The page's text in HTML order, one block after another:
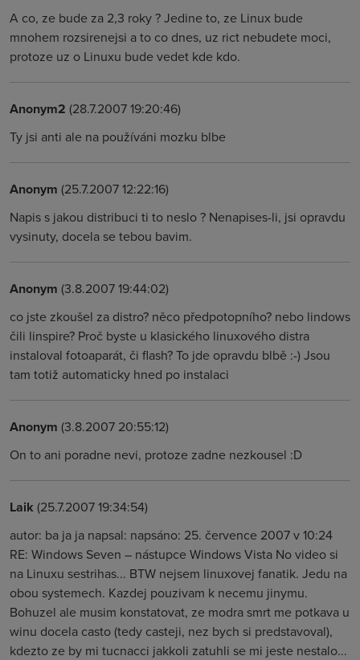
A co, ze bude za 2,3 roky ? Jedine to, ze Linux bude
mnohem rozsirenejsi a to co dnes, uz rict nebudete moci,
protoze uz o Linuxu bude vedet kde kdo.
Anonym2 (28.7.2007 19:20:46)
Ty jsi anti ale na používáni mozku blbe
Anonym (25.7.2007 12:22:16)
Napis s jakou distribuci ti to neslo ? Nenapises-li, jsi opravdu
vysinuty, docela se tebou bavim.
Anonym (3.8.2007 19:44:02)
co jste zkoušel za distro? něco předpotopního? nebo lindows
čili linspire? Proč byste u klasického linuxového distra
instaloval fotoaparát, či flash? To jde opravdu blbě :-) Jsou
tam totiž automaticky hned po instalaci
Anonym (3.8.2007 20:55:12)
On to ani poradne nevi, protoze zadne nezkousel :D
Laik (25.7.2007 19:34:54)
autor: ba ja ja napsal: napsáno: 25. července 2007 v 10:24
RE: Windows Seven – nástupce Windows Vista No video si
na Linuxu sestrihas... BTW nejsem linuxovej fanatik. Jedu na
obou systemech. Kazdej pouzivam k necemu jinymu.
Bohuzel ale musim konstatovat, ze modra smrt me potkava u
winu docela casto (tedy casteji, nez bych si predstavoval),
kdezto ze by mi tucnacci jakkoli zatuhli se mi jeste nestalo...